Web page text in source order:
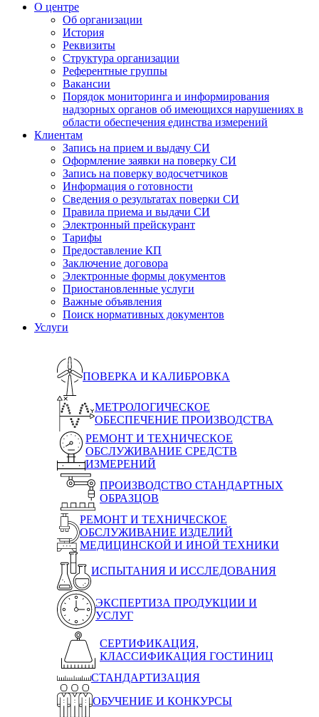
О центре
Об организации
История
Реквизиты
Структура организации
Референтные группы
Вакансии
Порядок мониторинга и информирования
надзорных органов об имеющихся нарушениях в
области обеспечения единства измерений
Клиентам
Запись на прием и выдачу СИ
Оформление заявки на поверку СИ
Запись на поверку водосчетчиков
Информация о готовности
Сведения о результатах поверки СИ
Правила приема и выдачи СИ
Электронный прейскурант
Тарифы
Предоставление КП
Заключение договора
Электронные формы документов
Приостановленные услуги
Важные объявления
Поиск нормативных документов
Услуги
ПОВЕРКА И КАЛИБРОВКА
МЕТРОЛОГИЧЕСКОЕ
ОБЕСПЕЧЕНИЕ ПРОИЗВОДСТВА
РЕМОНТ И ТЕХНИЧЕСКОЕ
ОБСЛУЖИВАНИЕ СРЕДСТВ
ИЗМЕРЕНИЙ
ПРОИЗВОДСТВО СТАНДАРТНЫХ
ОБРАЗЦОВ
РЕМОНТ И ТЕХНИЧЕСКОЕ
ОБСЛУЖИВАНИЕ ИЗДЕЛИЙ
МЕДИЦИНСКОЙ И ИНОЙ ТЕХНИКИ
ИСПЫТАНИЯ И ИССЛЕДОВАНИЯ
ЭКСПЕРТИЗА ПРОДУКЦИИ И
УСЛУГ
СЕРТИФИКАЦИЯ,
КЛАССИФИКАЦИЯ ГОСТИНИЦ
СТАНДАРТИЗАЦИЯ
ОБУЧЕНИЕ И КОНКУРСЫ